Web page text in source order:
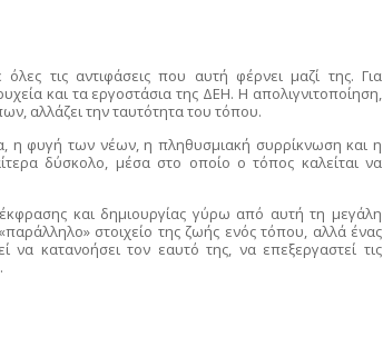
τις αντιφάσεις που αυτή φέρνει μαζί της. Για
και τα εργοστάσια της ΔΕΗ. Η απολιγνιτοποίηση,
αλλάζει την ταυτότητα του τόπου.
η φυγή των νέων, η πληθυσμιακή συρρίκνωση και η
δύσκολο, μέσα στο οποίο ο τόπος καλείται να
και δημιουργίας γύρω από αυτή τη μεγάλη
στοιχείο της ζωής ενός τόπου, αλλά ένας
κατανοήσει τον εαυτό της, να επεξεργαστεί τις